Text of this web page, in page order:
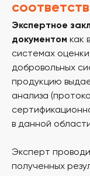
Экспертное
документом как
системах
добровольных
продукцию
анализа
в данной
Эксперт
полученных